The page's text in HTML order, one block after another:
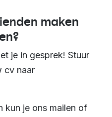
maken
je in gesprek! Stuur
cv naar
kun je ons mailen of